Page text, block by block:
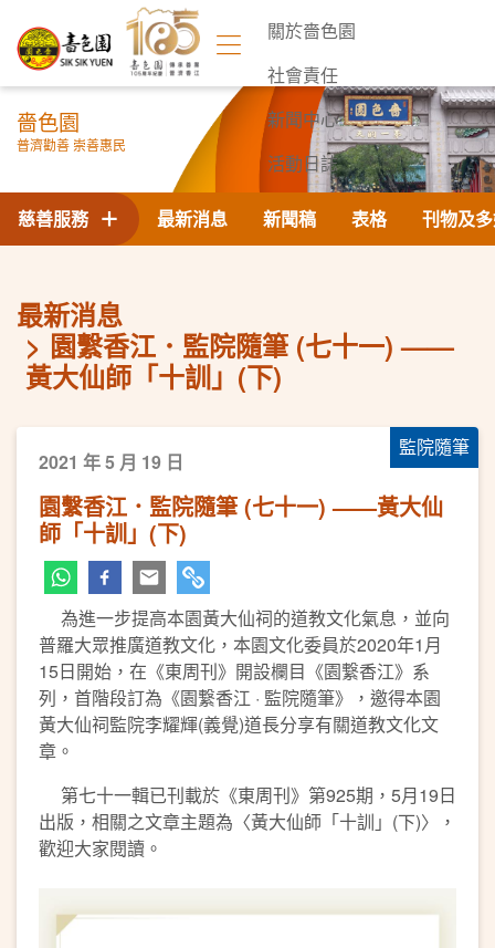
關於嗇色園
社會責任
新聞中心
活動日誌
聯絡我們
嗇色園
普濟勸善 崇善惠民
最新消息 新聞稿 表格 刊物及
慈善服務
最新消息
園繫香江．監院隨筆 (七十一) ——
黃大仙師「十訓」(下)
監院隨筆
2021 年 5 月 19 日
園繫香江．監院隨筆 (七十一) ——黃大仙
師「十訓」(下)
為進一步提高本園黃大仙祠的道教文化氣息，並向
普羅大眾推廣道教文化，本園文化委員於2020年1月
15日開始，在《東周刊》開設欄目《園繋香江》系
列，首階段訂為《園繋香江 · 監院隨筆》，邀得本園
黃大仙祠監院李耀輝(義覺)道長分享有關道教文化文
章。
第七十一輯已刊載於《東周刊》第925期，5月19日
出版，相關之文章主題為〈黃大仙師「十訓」(下)〉，
歡迎大家閱讀。